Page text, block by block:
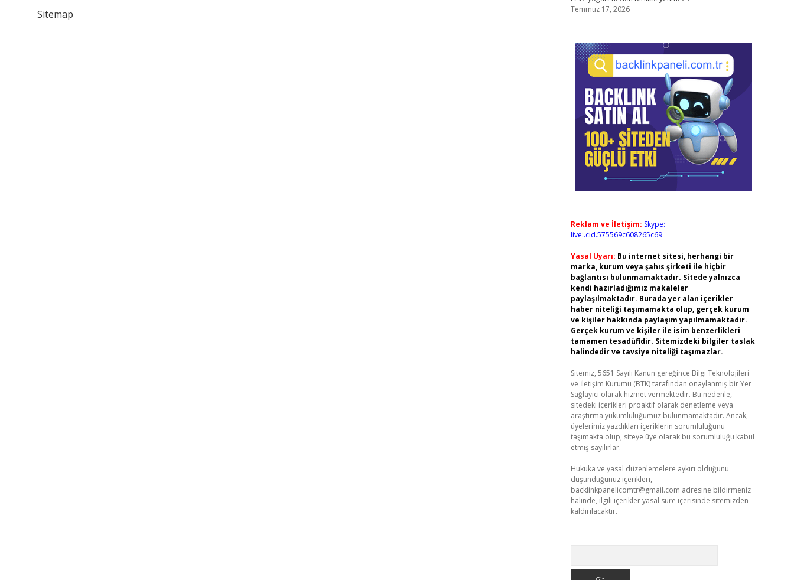
Sitemap
Temmuz 17, 2026
Reklam ve İletişim: Skype:
live:.cid.575569c608265c69
Yasal Uyarı: Bu internet sitesi, herhangi bir
marka, kurum veya şahıs şirketi ile hiçbir
bağlantısı bulunmamaktadır. Sitede yalnızca
kendi hazırladığımız makaleler
paylaşılmaktadır. Burada yer alan içerikler
haber niteliği taşımamakta olup, gerçek kurum
ve kişiler hakkında paylaşım yapılmamaktadır.
Gerçek kurum ve kişiler ile isim benzerlikleri
tamamen tesadüfidir. Sitemizdeki bilgiler taslak
halindedir ve tavsiye niteliği taşımazlar.
Sitemiz, 5651 Sayılı Kanun gereğince Bilgi Teknolojileri
ve İletişim Kurumu (BTK) tarafından onaylanmış bir Yer
Sağlayıcı olarak hizmet vermektedir. Bu nedenle,
sitedeki içerikleri proaktif olarak denetleme veya
araştırma yükümlülüğümüz bulunmamaktadır. Ancak,
üyelerimiz yazdıkları içeriklerin sorumluluğunu
taşımakta olup, siteye üye olarak bu sorumluluğu kabul
etmiş sayılırlar.
Hukuka ve yasal düzenlemelere aykırı olduğunu
düşündüğünüz içerikleri,
backlinkpanelicomtr@gmail.com adresine bildirmeniz
halinde, ilgili içerikler yasal süre içerisinde sitemizden
kaldırılacaktır.